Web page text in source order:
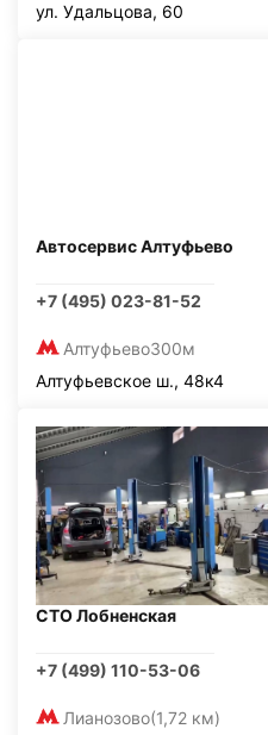
ул. Удальцова, 60
Автосервис Алтуфьево
+7 (495) 023-81-52
Алтуфьево300м
Алтуфьевское ш., 48к4
СТО Лобненская
+7 (499) 110-53-06
Лианозово(1,72 км)